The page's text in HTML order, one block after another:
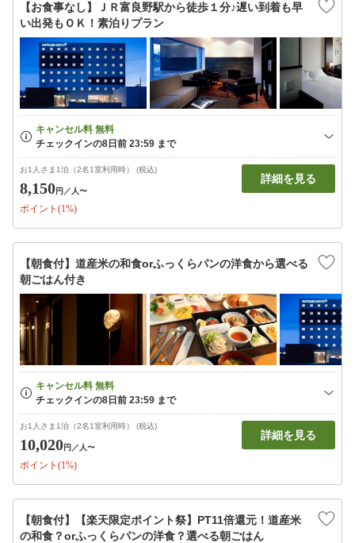
【お食事なし】ＪＲ富良野駅から徒歩１分♪遅い到着も早
い出発もＯＫ！素泊りプラン
お1人さま1泊（2名1室利用時） (税込)
8,150円 ／人〜
ポイント(1%)
詳細を見る
【朝食付】道産米の和食orふっくらパンの洋食から選べる
朝ごはん付き
お1人さま1泊（2名1室利用時） (税込)
10,020円 ／人〜
ポイント(1%)
詳細を見る
【朝食付】【楽天限定ポイント祭】PT11倍還元！道産米
の和食？orふっくらパンの洋食？選べる朝ごはん